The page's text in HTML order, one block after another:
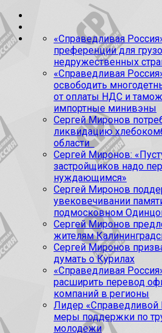
«Справедливая
преференции для
недружественных
«Справедливая
освободить
от оплаты НДС и
импортные минивэны
Сергей Миронов
ликвидацию
области
Сергей Миронов:
застройщиков надо
нуждающимся»
Сергей Миронов
увековечивании
подмосковном
Сергей Миронов
жителям
Сергей Миронов
думать о Курилах
«Справедливая
расширить перевод
компаний в регионы
Лидер «Справедливой
меры поддержки по
молодежи